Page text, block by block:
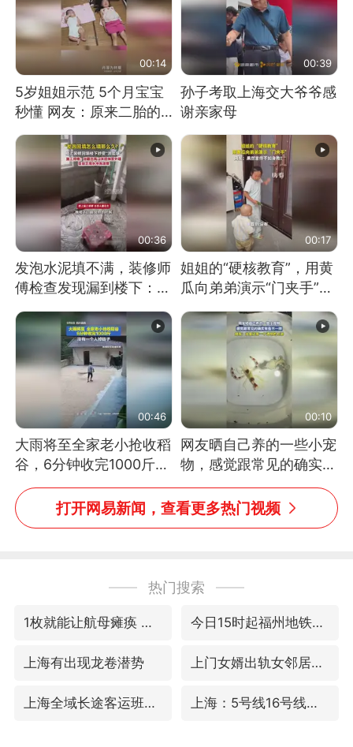
00:14
5岁姐姐示范 5个月宝宝
秒懂 网友：原来二胎的
快乐长这样
00:39
孙子考取上海交大爷爷感
谢亲家母
00:36
发泡水泥填不满，装修师
傅检查发现漏到楼下：出
风口未延伸到外墙
00:17
姐姐的“硬核教育”，用黄
瓜向弟弟演示“门夹手”，
网友：果然言传不如身
教！
00:46
大雨将至全家老小抢收稻
谷，6分钟收完1000斤，
没有一个人掉链子
00:10
网友晒自己养的一些小宠
物，感觉跟常见的确实有
些不一样
打开网易新闻，查看更多热门视频
热门搜索
1枚就能让航母瘫痪 轰-6J实力有多强 今日15时起福州地铁高架区段停运
上海有出现龙卷潜势 上门女婿出轨女邻居多年被判重婚罪
上海全域长途客运班次全部停运 上海：5号线16号线浦江线全线停运